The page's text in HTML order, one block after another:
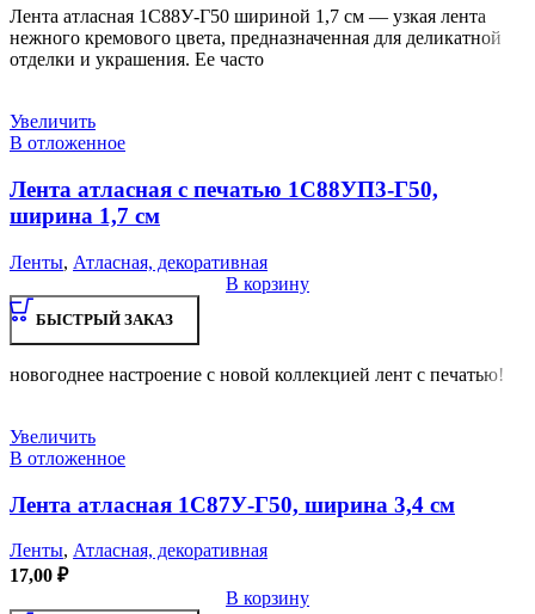
Лента атласная 1С88У-Г50 шириной 1,7 см — узкая лента
нежного кремового цвета, предназначенная для деликатной
отделки и украшения. Ее часто
Увеличить
В отложенное
Лента атласная с печатью 1С88УП3-Г50,
ширина 1,7 см
Ленты, Атласная, декоративная
В корзину
БЫСТРЫЙ ЗАКАЗ
новогоднее настроение с новой коллекцией лент с печатью!
Увеличить
В отложенное
Лента атласная 1С87У-Г50, ширина 3,4 см
Ленты, Атласная, декоративная
17,00 ₽
В корзину